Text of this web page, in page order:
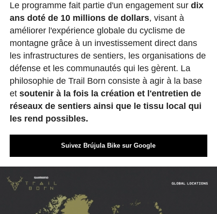
Le programme fait partie d'un engagement sur dix
ans doté de 10 millions de dollars, visant à
améliorer l'expérience globale du cyclisme de
montagne grâce à un investissement direct dans
les infrastructures de sentiers, les organisations de
défense et les communautés qui les gèrent. La
philosophie de Trail Born consiste à agir à la base
et soutenir à la fois la création et l'entretien de
réseaux de sentiers ainsi que le tissu local qui
les rend possibles.
Suivez Brújula Bike sur Google